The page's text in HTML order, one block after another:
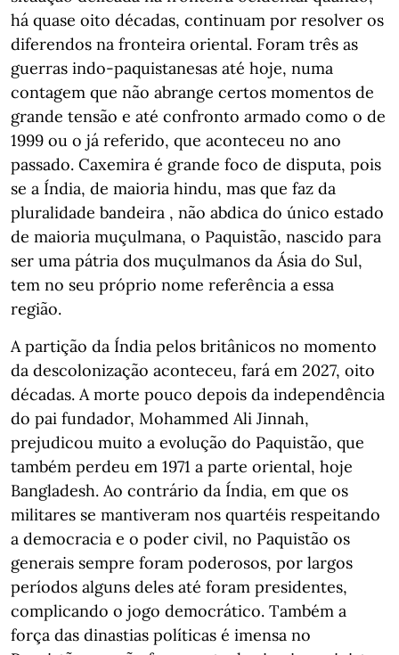
há quase oito décadas, continuam por resolver os
diferendos na fronteira oriental. Foram três as
guerras indo-paquistanesas até hoje, numa
contagem que não abrange certos momentos de
grande tensão e até confronto armado como o de
1999 ou o já referido, que aconteceu no ano
passado. Caxemira é grande foco de disputa, pois
se a Índia, de maioria hindu, mas que faz da
pluralidade bandeira , não abdica do único estado
de maioria muçulmana, o Paquistão, nascido para
ser uma pátria dos muçulmanos da Ásia do Sul,
tem no seu próprio nome referência a essa
região.
A partição da Índia pelos britânicos no momento
da descolonização aconteceu, fará em 2027, oito
décadas. A morte pouco depois da independência
do pai fundador, Mohammed Ali Jinnah,
prejudicou muito a evolução do Paquistão, que
também perdeu em 1971 a parte oriental, hoje
Bangladesh. Ao contrário da Índia, em que os
militares se mantiveram nos quartéis respeitando
a democracia e o poder civil, no Paquistão os
generais sempre foram poderosos, por largos
períodos alguns deles até foram presidentes,
complicando o jogo democrático. Também a
força das dinastias políticas é imensa no